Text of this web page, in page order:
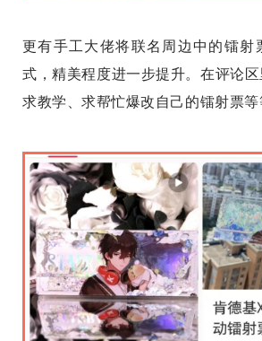
更有手工大佬将联名周边中的镭射
式，精美程度进一步提升。在评论区
求教学、求帮忙爆改自己的镭射票等